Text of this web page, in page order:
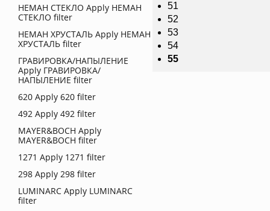
НЕМАН СТЕКЛО Apply НЕМАН
СТЕКЛО filter
НЕМАН ХРУСТАЛЬ Apply НЕМАН
ХРУСТАЛЬ filter
ГРАВИРОВКА/НАПЫЛЕНИЕ
Apply ГРАВИРОВКА/
НАПЫЛЕНИЕ filter
620 Apply 620 filter
492 Apply 492 filter
MAYER&BOCH Apply
MAYER&BOCH filter
1271 Apply 1271 filter
298 Apply 298 filter
LUMINARC Apply LUMINARC
filter
51
52
53
54
55